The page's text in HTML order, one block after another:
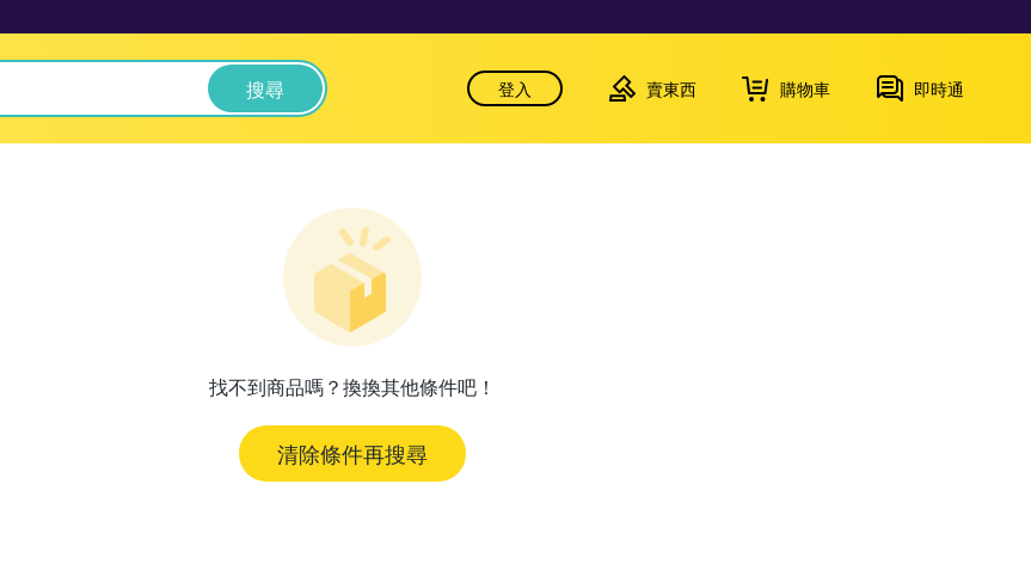
搜尋 登入 賣東西 購物車 即時通
找不到商品嗎？換換其他條件吧！
清除條件再搜尋